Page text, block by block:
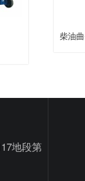
柴油
地段第